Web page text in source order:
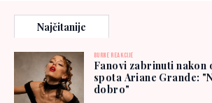
Najčitanije
BURNE REAKCIJE
Fanovi zabrinuti nakon
spota Ariane Grande:
dobro"